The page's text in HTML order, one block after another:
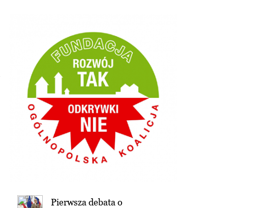
Pierwsza debata o